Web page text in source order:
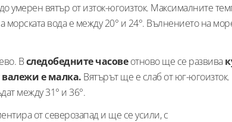
умерен вятър от изток-югоизток. Максималните
морската вода е между 20° и 24°. Вълнението на
Вследобедните часовеотново ще се развива
валежи е малка. Вятърът ще е слаб от юг-югоизток.
между 31° и 36°.
от северозапад и ще се усили, с